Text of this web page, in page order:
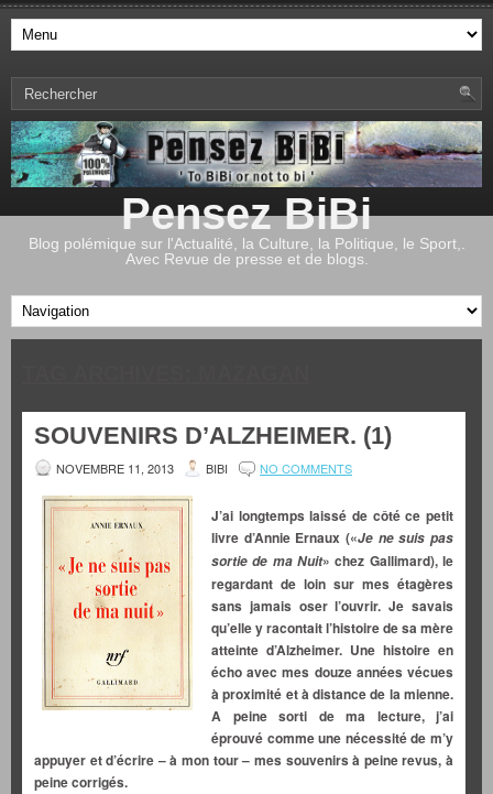
Pensez BiBi
Blog polémique sur l'Actualité, la Culture, la Politique, le Sport,.
Avec Revue de presse et de blogs.
SOUVENIRS D’ALZHEIMER. (1)
NOVEMBRE 11, 2013 BIBI NO COMMENTS
J’ai longtemps laissé de côté ce petit
livre d’Annie Ernaux («Je ne suis pas
sortie de ma Nuit» chez Gallimard), le
regardant de loin sur mes étagères
sans jamais oser l’ouvrir. Je savais
qu’elle y racontait l’histoire de sa mère
atteinte d’Alzheimer. Une histoire en
écho avec mes douze années vécues
à proximité et à distance de la mienne.
A peine sorti de ma lecture, j’ai
éprouvé comme une nécessité de m’y
appuyer et d’écrire – à mon tour – mes souvenirs à peine revus, à
peine corrigés.